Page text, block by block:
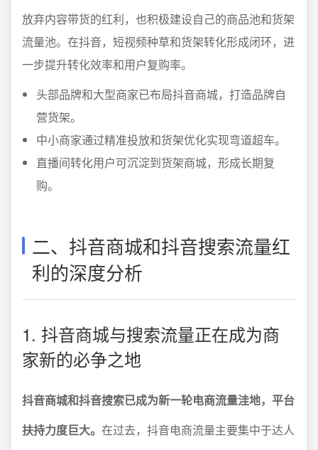
放弃内容带货的红利，也积极建设自己的商品池和货架
流量池。在抖音，短视频种草和货架转化形成闭环，进
一步提升转化效率和用户复购率。
头部品牌和大型商家已布局抖音商城，打造品牌自
营货架。
中小商家通过精准投放和货架优化实现弯道超车。
直播间转化用户可沉淀到货架商城，形成长期复
购。
二、抖音商城和抖音搜索流量红
利的深度分析
1. 抖音商城与搜索流量正在成为商
家新的必争之地
抖音商城和抖音搜索已成为新一轮电商流量洼地，平台
扶持力度巨大。 在过去，抖音电商流量主要集中于达人